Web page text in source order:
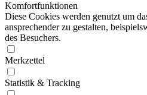
Komfortfunktionen
Diese Cookies werden genutzt um
ansprechender zu gestalten,
des Besuchers.
Merkzettel
Statistik & Tracking